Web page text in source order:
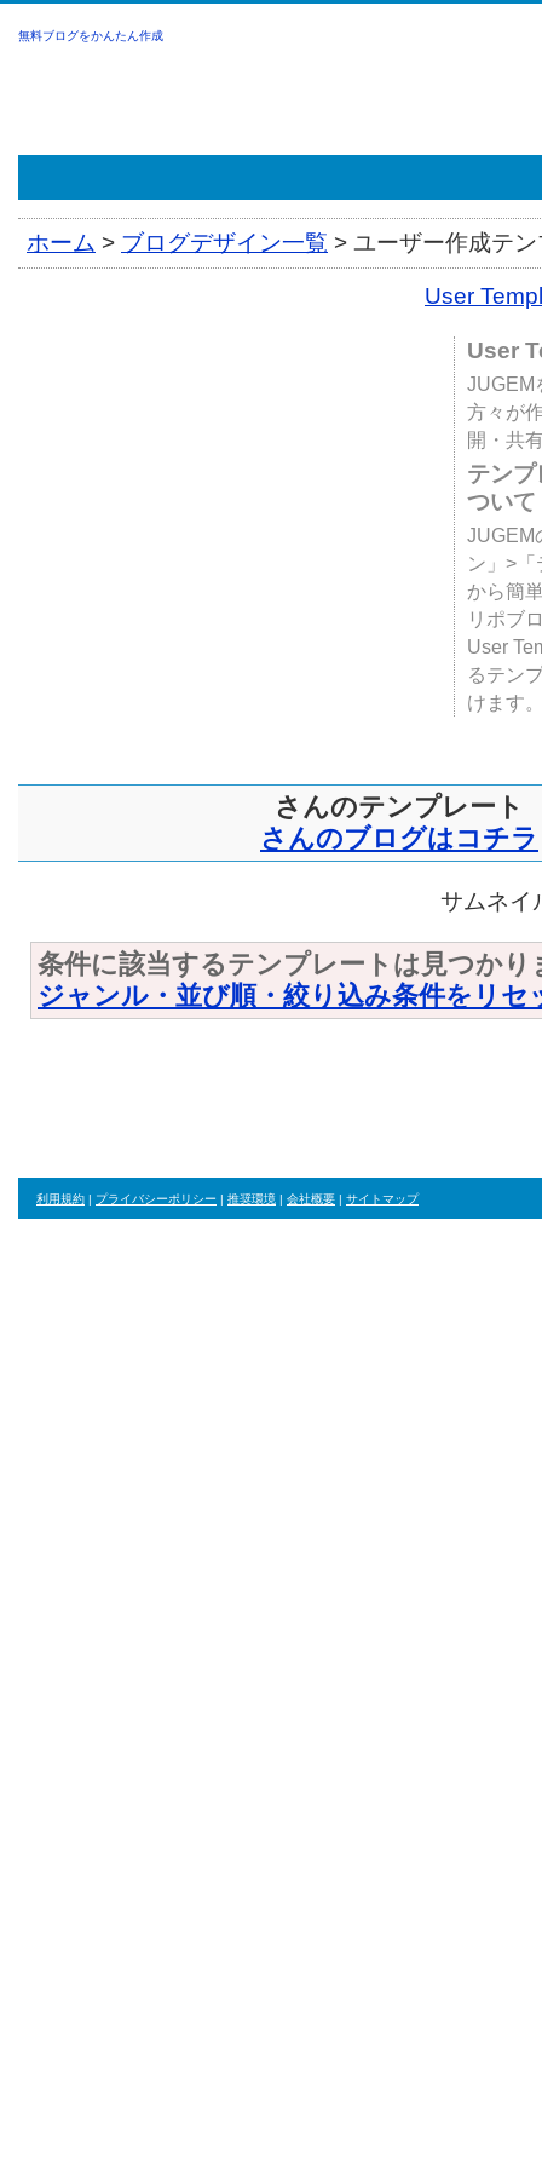
無料ブログをかんたん作成
ホーム > ブログデザイン一覧 > ユーザー作成テ
User
User
JUGEM
方々が
開・共
テン
ついて
JUGEM
ン」>
から簡
リポブ
User
るテン
けます
さんのテンプレート
さんのブログはコチラ
サムネイ
条件に該当するテンプレートは見つかり
ジャンル・並び順・絞り込み条件をリセ
利用規約 | プライバシーポリシー | 推奨環境 | 会社概要 | サイトマップ